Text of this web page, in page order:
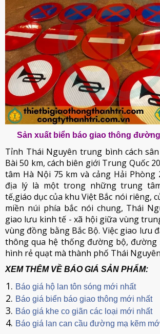
Sản xuất biển báo giao thông
Tỉnh Thái Nguyên trung bình cách
Bài 50 km, cách biên giới Trung Quốc
tâm Hà Nội 75 km và cảng Hải Phòng
địa lý là một trong những trung
tế,giáo dục của khu Việt Bắc nói riêng,
miền núi phía bắc nói chung, Thái
giao lưu kinh tế - xã hội giữa vùng
vùng đồng bằng Bắc Bộ. Việc giao lưu
thông qua hệ thống đường bộ, đường
hình rẻ quạt mà thành phố Thái
XEM THÊM VỀ BÁO GIÁ SẢN PHẨM:
Báo giá hộ lan tôn sóng mới nhất
Báo giá biển báo giao thông mới nhất
Báo giá khe co giãn các loại mới nhất
Báo giá lan can cầu đường mạ kẽm